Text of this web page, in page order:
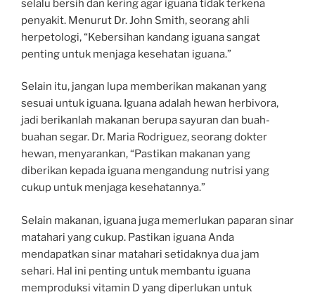
selalu bersih dan kering agar iguana tidak terkena
penyakit. Menurut Dr. John Smith, seorang ahli
herpetologi, “Kebersihan kandang iguana sangat
penting untuk menjaga kesehatan iguana.”
Selain itu, jangan lupa memberikan makanan yang
sesuai untuk iguana. Iguana adalah hewan herbivora,
jadi berikanlah makanan berupa sayuran dan buah-
buahan segar. Dr. Maria Rodriguez, seorang dokter
hewan, menyarankan, “Pastikan makanan yang
diberikan kepada iguana mengandung nutrisi yang
cukup untuk menjaga kesehatannya.”
Selain makanan, iguana juga memerlukan paparan sinar
matahari yang cukup. Pastikan iguana Anda
mendapatkan sinar matahari setidaknya dua jam
sehari. Hal ini penting untuk membantu iguana
memproduksi vitamin D yang diperlukan untuk